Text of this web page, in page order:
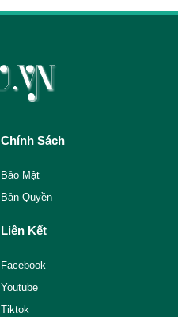
Chính Sách
Bảo Mật
Bản Quyền
Liên Kết
Facebook
Youtube
Tiktok